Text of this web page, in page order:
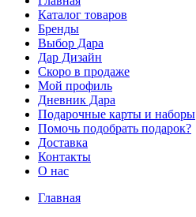
Каталог товаров
Бренды
Выбор Дара
Дар Дизайн
Скоро в продаже
Мой профиль
Дневник Дара
Подарочные карты и наборы
Помочь подобрать подарок?
Доставка
Контакты
О нас
Главная